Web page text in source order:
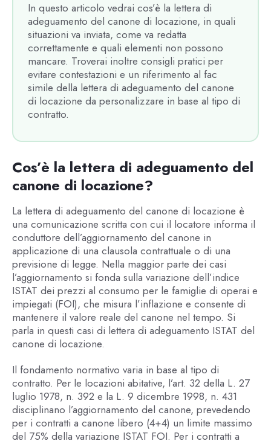
In questo articolo vedrai cos’è la lettera di
adeguamento del canone di locazione, in quali
situazioni va inviata, come va redatta
correttamente e quali elementi non possono
mancare. Troverai inoltre consigli pratici per
evitare contestazioni e un riferimento al fac
simile della lettera di adeguamento del canone
di locazione da personalizzare in base al tipo di
contratto.
Cos’è la lettera di adeguamento del
canone di locazione?
La lettera di adeguamento del canone di locazione è
una comunicazione scritta con cui il locatore informa il
conduttore dell’aggiornamento del canone in
applicazione di una clausola contrattuale o di una
previsione di legge. Nella maggior parte dei casi
l’aggiornamento si fonda sulla variazione dell’indice
ISTAT dei prezzi al consumo per le famiglie di operai e
impiegati (FOI), che misura l’inflazione e consente di
mantenere il valore reale del canone nel tempo. Si
parla in questi casi di lettera di adeguamento ISTAT del
canone di locazione.
Il fondamento normativo varia in base al tipo di
contratto. Per le locazioni abitative, l’art. 32 della L. 27
luglio 1978, n. 392 e la L. 9 dicembre 1998, n. 431
disciplinano l’aggiornamento del canone, prevedendo
per i contratti a canone libero (4+4) un limite massimo
del 75% della variazione ISTAT FOI. Per i contratti a